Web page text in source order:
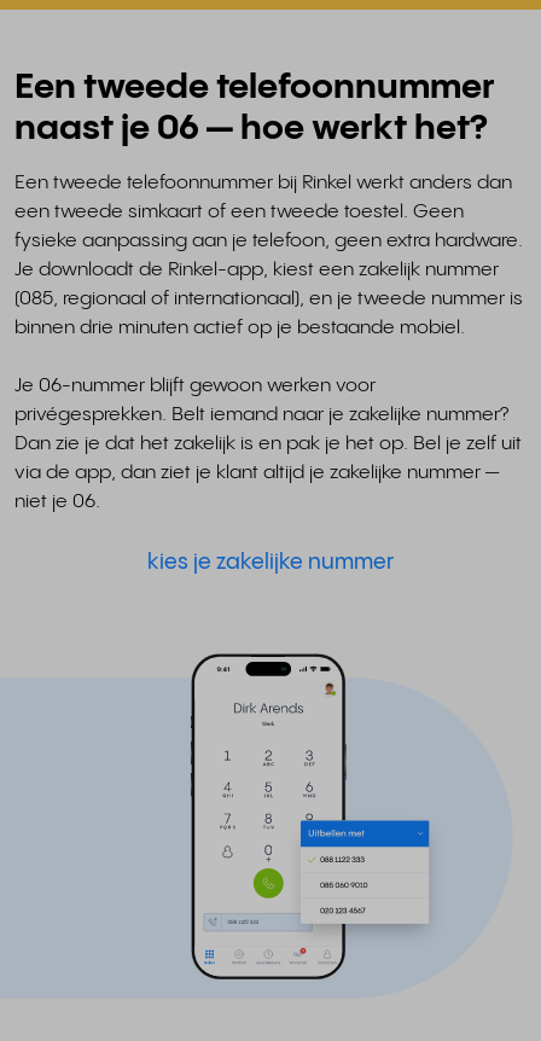
Een tweede telefoonnummer
naast je 06 — hoe werkt het?
Een tweede telefoonnummer bij Rinkel werkt anders dan
een tweede simkaart of een tweede toestel. Geen
fysieke aanpassing aan je telefoon, geen extra hardware.
Je downloadt de Rinkel-app, kiest een zakelijk nummer
(085, regionaal of internationaal), en je tweede nummer is
binnen drie minuten actief op je bestaande mobiel.
Je 06-nummer blijft gewoon werken voor
privégesprekken. Belt iemand naar je zakelijke nummer?
Dan zie je dat het zakelijk is en pak je het op. Bel je zelf uit
via de app, dan ziet je klant altijd je zakelijke nummer —
niet je 06.
kies je zakelijke nummer